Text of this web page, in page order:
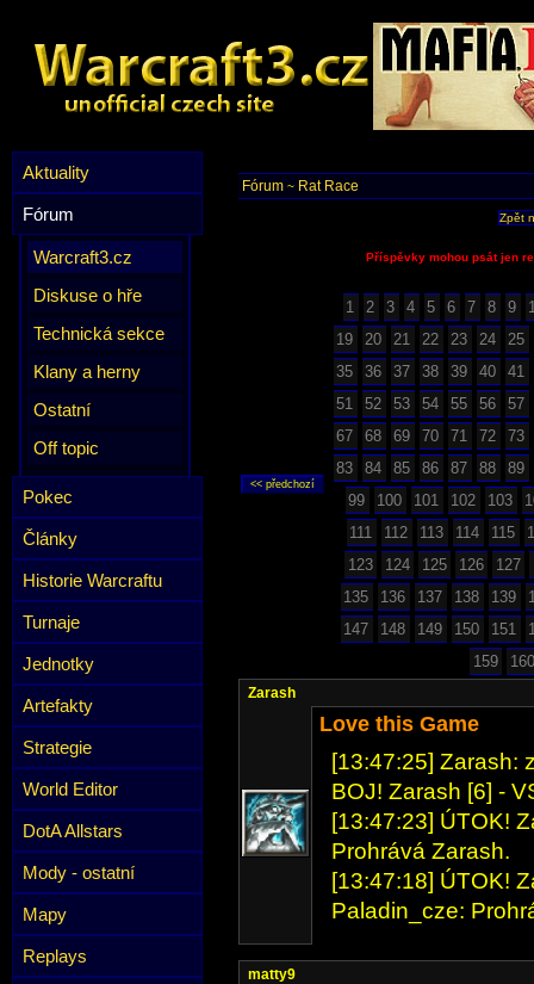
Aktuality
Fórum
Warcraft3.cz
Diskuse o hře
Technická sekce
Klany a herny
Ostatní
Off topic
Pokec
Články
Historie Warcraftu
Turnaje
Jednotky
Artefakty
Strategie
World Editor
DotA Allstars
Mody - ostatní
Mapy
Replays
Fórum ~ Rat Race
Zpět
Příspěvky mohou psát jen
1 2 3 4 5 6 7 8 9
19
20 21 22 23 24
25
35
36 37 38 39 40
41
51
52 53 54 55 56
57
67
68 69 70 71 72
73
83
84 85 86 87 88
89
99
100 101 102 103
111
112 113 114 115
123
124 125 126 127
135
136 137 138 139
147
148 149 150 151
159
160
Zarash
Love this Game
[13:47:25] Zarash:
BOJ! Zarash [6] -
[13:47:23] ÚTOK!
Prohrává Zarash.
[13:47:18] ÚTOK!
Paladin_cze:
matty9